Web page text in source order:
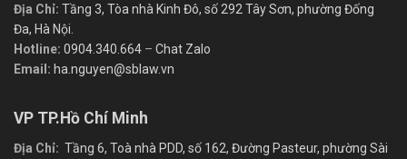
Địa Chỉ: Tầng 3, Tòa nhà Kinh Đô, số 292 Tây Sơn, phường Đống
Đa, Hà Nội.
Hotline: 0904.340.664 – Chat Zalo
Email: ha.nguyen@sblaw.vn
VP TP.Hồ Chí Minh
Địa Chỉ: Tầng 6, Toà nhà PDD, số 162, Đường Pasteur, phường Sài